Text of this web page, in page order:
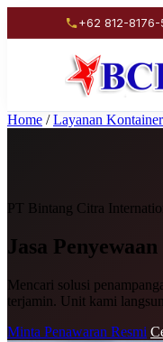
+62 812-
Home / Layanan Kontainer
PT Bintang Citra
Jasa Penyewaan
Mencari solusi
terjamin. Unit kami
Minta Penawaran Resmi